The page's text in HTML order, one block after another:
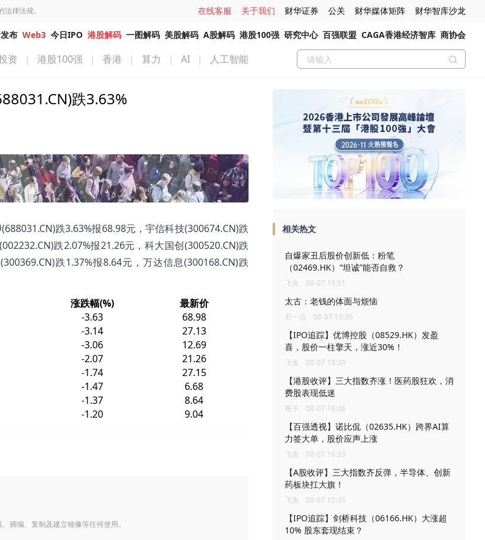
律法规。 在线客服 关于我们 财华证券 公关 财华媒体矩阵 财华智库沙龙
布 Web3 今日IPO 港股解码 一图解码 美股解码 A股解码 港股100强 研究中心 百强联盟 CAGA香港经济智库 商协会
资 | 港股100强 | 香港 | 算力 | AI | 人工智能
跌3.63%
跌3.63%报68.98元，宇信科技(300674.CN)跌
跌2.07%报21.26元，科大国创(300520.CN)跌
跌1.37%报8.64元，万达信息(300168.CN)跌
涨跌幅(%)
最新价
-3.63
68.98
-3.14
27.13
-3.06
12.69
-2.07
21.26
-1.74
27.15
-1.47
6.68
-1.37
8.64
-1.20 9.04
摘编、复制及建立镜像等任何使用。
相关热文
自爆家丑后股价创新低：粉笔
（02469.HK）“坦诚”能否自救？
飞鱼 08-07 19:51
太古：老钱的体面与烦恼
石一点 08-07 19:36
【IPO追踪】优博控股（08529.HK）发盈
喜，股价一柱擎天，涨近30%！
飞鱼 08-07 19:30
【港股收评】三大指数齐涨！医药股狂欢，消
费股表现低迷
瓶子 08-07 16:36
【百强透视】诺比侃（02635.HK）跨界AI算
力签大单，股价应声上涨
飞鱼 08-07 16:33
【A股收评】三大指数齐反弹，半导体、创新
药板块扛大旗！
飞鱼 08-07 15:35
【IPO追踪】剑桥科技（06166.HK）大涨超
10% 股东套现结束？